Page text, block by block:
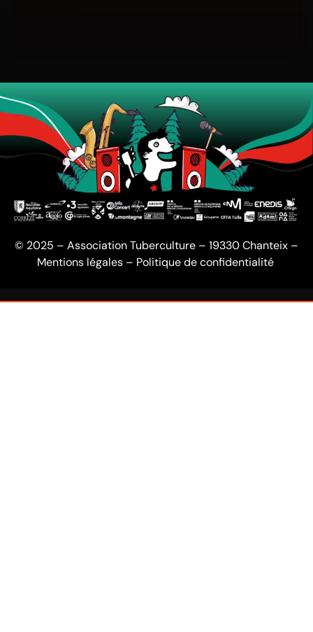
© 2025 – Association Tuberculture – 19330 Chanteix –
Mentions légales– Politique de confidentialité